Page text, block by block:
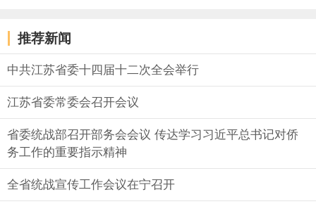
推荐新闻
中共江苏省委十四届十二次全会举行
江苏省委常委会召开会议
省委统战部召开部务会会议 传达学习习近平总书记对侨
务工作的重要指示精神
全省统战宣传工作会议在宁召开